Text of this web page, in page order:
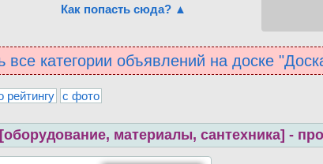
Как попасть сюда? ▲
все категории объявлений на доске
рейтингу с фото
[оборудование, материалы, сантехника] -